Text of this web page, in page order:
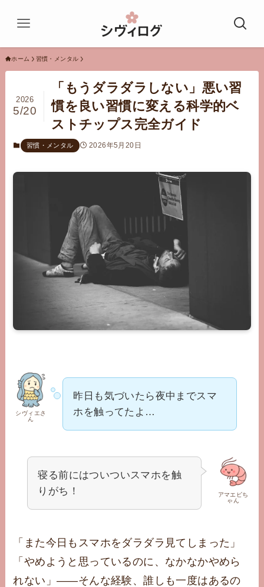
ホーム 習慣・メンタル
「もうダラダラしない」悪い習
慣を良い習慣に変える科学的ベ
ストチップス完全ガイド
2026
5/20
習慣・メンタル 2026年5月20日
シヴィエさ
ん
昨日も気づいたら夜中までスマ
ホを触ってたよ…
アマエビち
ゃん
寝る前にはついついスマホを触
りがち！
「また今日もスマホをダラダラ見てしまった」
「やめようと思っているのに、なかなかやめら
れない」——そんな経験、誰しも一度はあるの